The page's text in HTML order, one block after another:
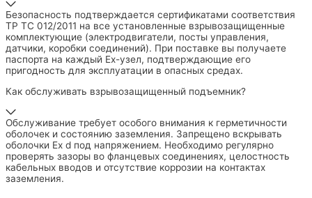
Безопасность подтверждается сертификатами соответствия
ТР ТС 012/2011 на все установленные взрывозащищенные
комплектующие (электродвигатели, посты управления,
датчики, коробки соединений). При поставке вы получаете
паспорта на каждый Ex-узел, подтверждающие его
пригодность для эксплуатации в опасных средах.
Как обслуживать взрывозащищенный подъемник?
Обслуживание требует особого внимания к герметичности
оболочек и состоянию заземления. Запрещено вскрывать
оболочки Ex d под напряжением. Необходимо регулярно
проверять зазоры во фланцевых соединениях, целостность
кабельных вводов и отсутствие коррозии на контактах
заземления.